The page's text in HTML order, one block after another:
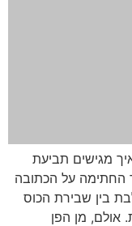
מגישים תביעת
החתימה על הכתובה
בין שבירת הכוס
אולם, מן הפן